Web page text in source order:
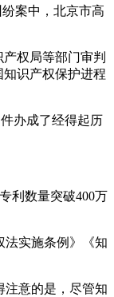
案中，北京市高
权局等部门审判
识产权保护进程
办成了经得起历
利数量突破400万
法实施条例》《知
注意的是，尽管知